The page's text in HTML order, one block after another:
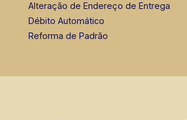
Alteração de Endereço de Entrega
Débito Automático
Reforma de Padrão